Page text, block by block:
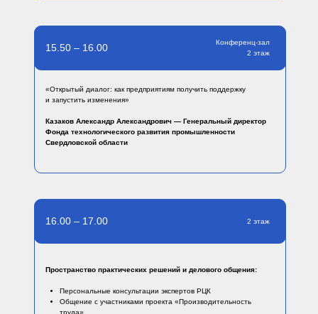
Конференц-зал
2 этаж
«Открытый диалог: как предприятиям получить поддержку
и запустить изменения»
Казаков Александр Александрович — Генеральный директор
Фонда технологического развития промышленности
Свердловской области
15.50 – 16.00
2 этаж
Пространство практических решений и делового общения:
Персональные консультации экспертов РЦК
Общение с участниками проекта «Производительность
труда»
16.00 – 17.00